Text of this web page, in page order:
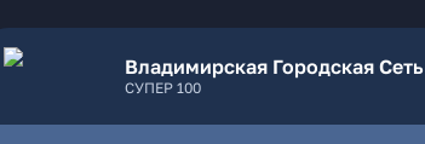
Владимирская Городская Сеть
СУПЕР 100